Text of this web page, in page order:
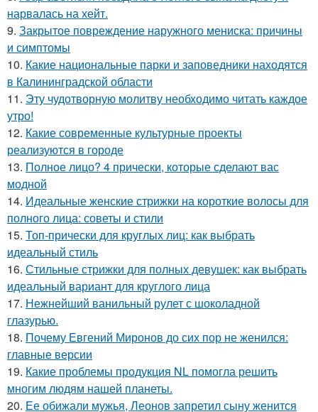
нарвалась на хейт.
9. Закрытое повреждение наружного мениска: причины
и симптомы
10. Какие национальные парки и заповедники находятся
в Калининградской области
11. Эту чудотворную молитву необходимо читать каждое
утро!
12. Какие современные культурные проекты
реализуются в городе
13. Полное лицо? 4 прически, которые сделают вас
модной
14. Идеальные женские стрижки на короткие волосы для
полного лица: советы и стили
15. Топ-прически для круглых лиц: как выбрать
идеальный стиль
16. Стильные стрижки для полных девушек: как выбрать
идеальный вариант для круглого лица
17. Нежнейший ванильный рулет с шоколадной
глазурью.
18. Почему Евгений Миронов до сих пор не женился:
главные версии
19. Какие проблемы продукция NL помогла решить
многим людям нашей планеты.
20. Ее обижали мужья, Леонов запретил сыну женится